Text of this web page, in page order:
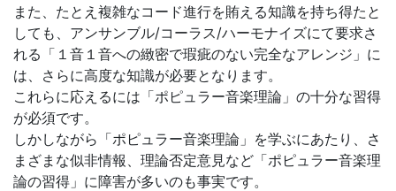
また、たとえ複雑なコード進行を賄える知識を持ち得たと
しても、アンサンブル/コーラス/ハーモナイズにて要求さ
れる「１音１音への緻密で瑕疵のない完全なアレンジ」に
は、さらに高度な知識が必要となります。
これらに応えるには「ポピュラー音楽理論」の十分な習得
が必須です。
しかしながら「ポピュラー音楽理論」を学ぶにあたり、さ
まざまな似非情報、理論否定意見など「ポピュラー音楽理
論の習得」に障害が多いのも事実です。